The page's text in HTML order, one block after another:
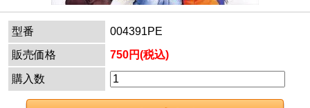
型番
004391PE
販売価格
750円(税込)
購入数